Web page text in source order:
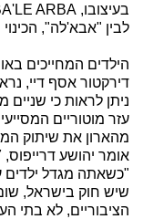
לבין "אבא'לה", הכינוי
הילדים המחייכים
דירקטור אסף דיי,
ניתן לראות כי
עזר מוטוריים
מהארון את שיתוק
"כשאתה מגדל
שיש חוק בישראל,
הציבוריים, לא בתי